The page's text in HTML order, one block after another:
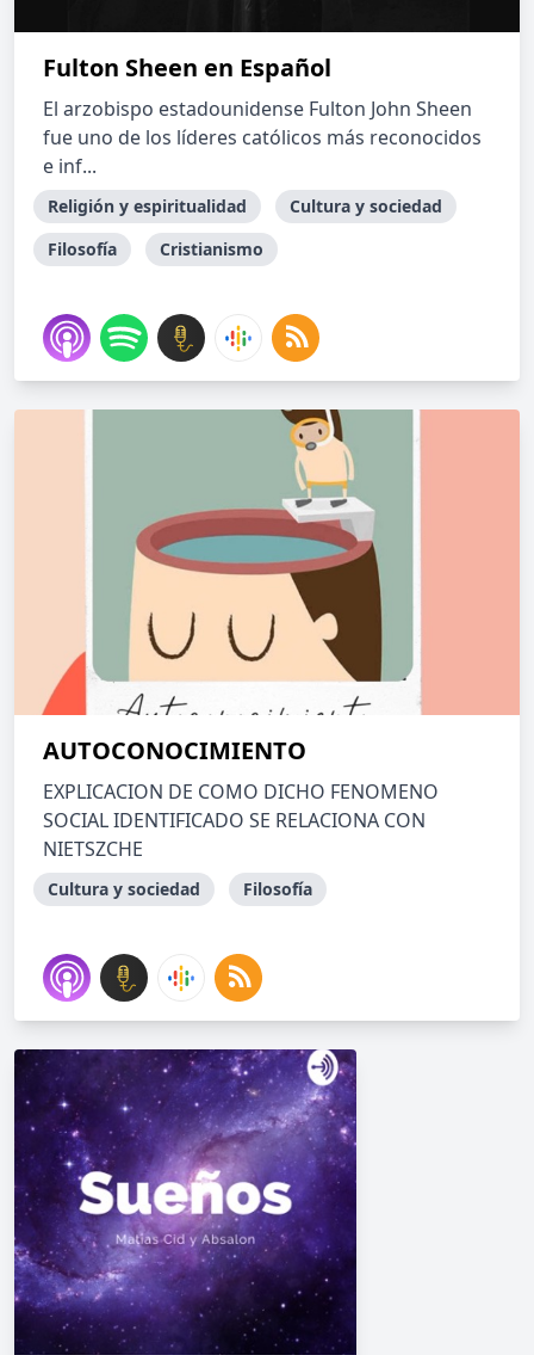
Fulton Sheen en Español
El arzobispo estadounidense Fulton John Sheen
fue uno de los líderes católicos más reconocidos
e inf...
Religión y espiritualidad
Cultura y sociedad
Filosofía
Cristianismo
AUTOCONOCIMIENTO
EXPLICACION DE COMO DICHO FENOMENO
SOCIAL IDENTIFICADO SE RELACIONA CON
NIETSZCHE
Cultura y sociedad Filosofía